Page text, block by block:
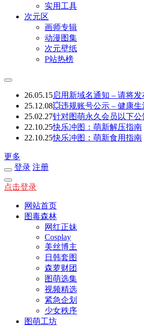
实用工具
次元区
画师专辑
动漫图集
次元壁纸
P站热榜
26.05.15启用新域名通知 – 请将
25.12.08💥违规账号公示 – 健康
25.02.27针对图萌永久会员以下公
22.10.25快乐冲图：萌新解压指南
22.10.25快乐冲图：萌新食用指南
更多
登录 注册
点击登录
网站首页
图毒森林
网红正妹
Cosplay
美丝博主
日韩套图
森萝财团
图萌选集
视频精选
紧急企划
少女秩序
图萌工坊